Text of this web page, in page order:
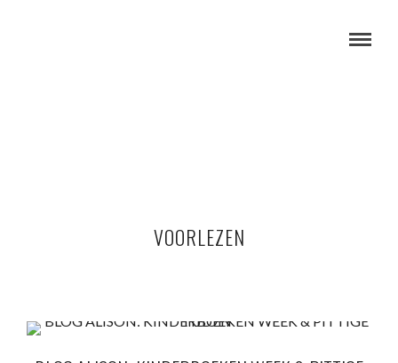
VOORLEZEN